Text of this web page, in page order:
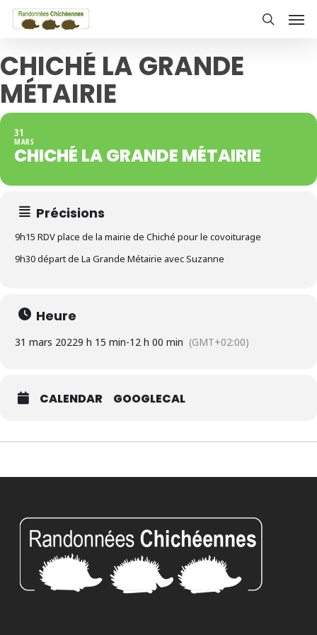
Skip
content
CHICHÉ LA GRANDE
MÉTAIRIE
31
MARS
CHICHÉ LA GRANDE MÉTAIRIE
Précisions
9h15 RDV place de la mairie de Chiché pour le covoiturage
9h30 départ de La Grande Métairie avec Suzanne
Heure
31 mars 20229 h 15 min-12 h 00 min (GMT+02:00)
CALENDAR GOOGLECAL